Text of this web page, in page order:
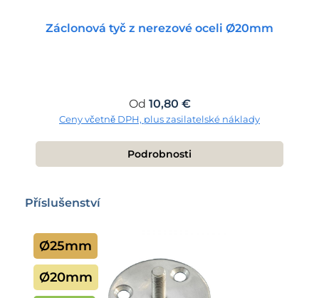
Záclonová tyč z nerezové oceli Ø20mm
Běžná cena:
Od 10,80 €
Ceny včetně DPH, plus zasilatelské náklady
Podrobnosti
Přeskočit galerii produktů
Příslušenství
Ø25mm
Ø20mm